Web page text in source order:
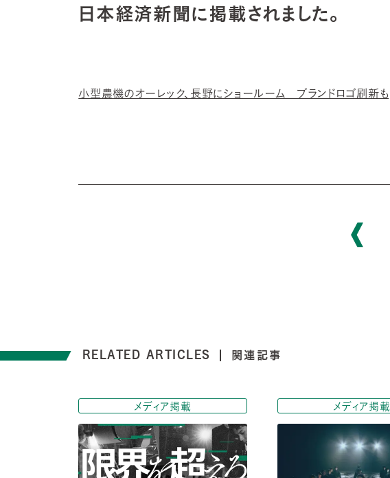
日本経済新聞に掲載されました。
小型農機のオーレック、長野にショールーム ブランドロゴ刷新も
RELATED ARTICLES 関連記事
メディア掲載 メディア掲載